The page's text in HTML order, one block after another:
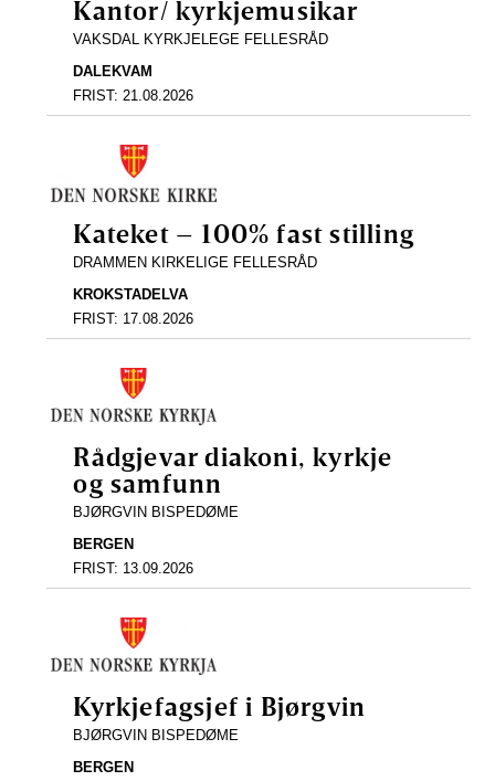
Kantor/ kyrkjemusikar
VAKSDAL KYRKJELEGE FELLESRÅD
DALEKVAM
FRIST:21.08.2026
Kateket – 100% fast stilling
DRAMMEN KIRKELIGE FELLESRÅD
KROKSTADELVA
FRIST: 17.08.2026
Rådgjevar diakoni, kyrkje
og samfunn
BJØRGVIN BISPEDØME
BERGEN
FRIST: 13.09.2026
Kyrkjefagsjef i Bjørgvin
BJØRGVIN BISPEDØME
BERGEN